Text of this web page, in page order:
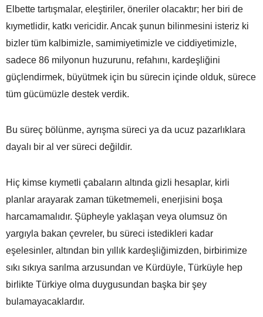
Elbette tartışmalar, eleştiriler, öneriler olacaktır; her biri de
kıymetlidir, katkı vericidir. Ancak şunun bilinmesini isteriz ki
bizler tüm kalbimizle, samimiyetimizle ve ciddiyetimizle,
sadece 86 milyonun huzurunu, refahını, kardeşliğini
güçlendirmek, büyütmek için bu sürecin içinde olduk, sürece
tüm gücümüzle destek verdik.
Bu süreç bölünme, ayrışma süreci ya da ucuz pazarlıklara
dayalı bir al ver süreci değildir.
Hiç kimse kıymetli çabaların altında gizli hesaplar, kirli
planlar arayarak zaman tüketmemeli, enerjisini boşa
harcamamalıdır. Şüpheyle yaklaşan veya olumsuz ön
yargıyla bakan çevreler, bu süreci istedikleri kadar
eşelesinler, altından bin yıllık kardeşliğimizden, birbirimize
sıkı sıkıya sarılma arzusundan ve Kürdüyle, Türküyle hep
birlikte Türkiye olma duygusundan başka bir şey
bulamayacaklardır.